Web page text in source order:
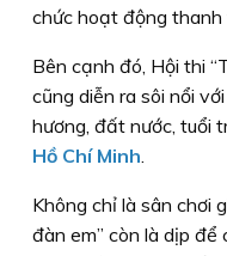
chức hoạt động thanh
Bên cạnh đó, Hội thi
cũng diễn ra sôi nổi
hương, đất nước, tuổi
Hồ Chí Minh.
Không chỉ là sân chơi
đàn em” còn là dịp